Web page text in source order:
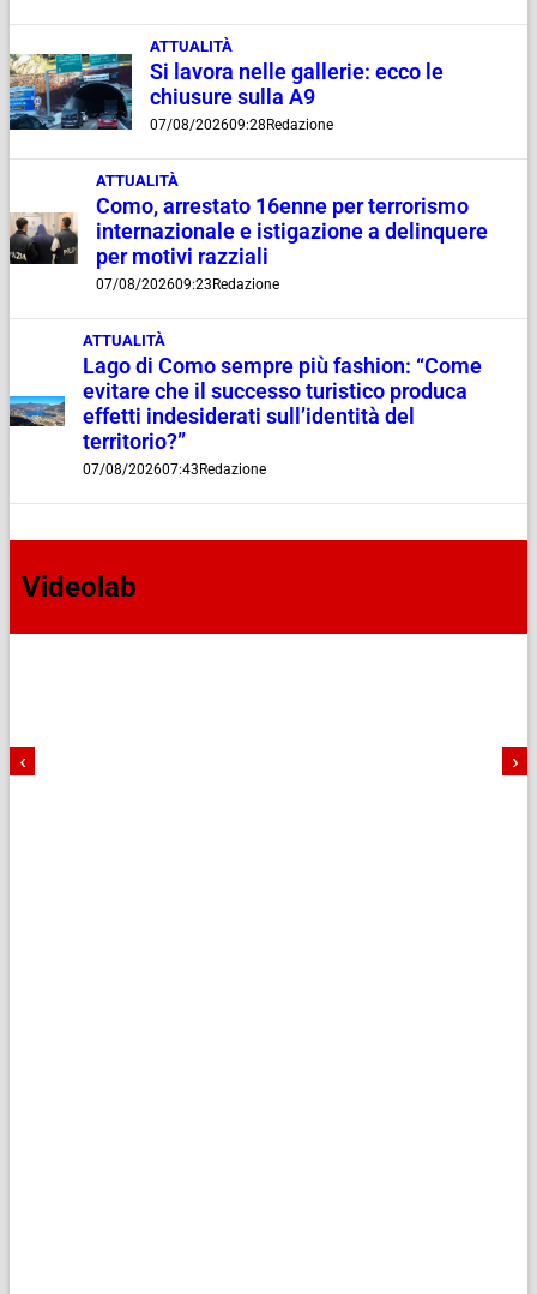
ATTUALITÀ
Si lavora nelle gallerie: ecco le
chiusure sulla A9
07/08/202609:28 Redazione
ATTUALITÀ
Como, arrestato 16enne per terrorismo
internazionale e istigazione a delinquere
per motivi razziali
07/08/202609:23 Redazione
ATTUALITÀ
Lago di Como sempre più fashion: “Come
evitare che il successo turistico produca
effetti indesiderati sull’identità del
territorio?”
07/08/202607:43 Redazione
Videolab
‹ ›